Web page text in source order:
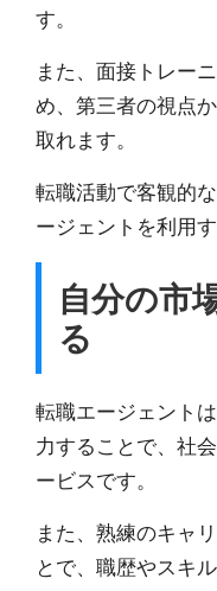
す。
また、 面接トレー
め、第三者の視点
取れます。
転職活動で客観的
ージェントを利用
自分の市
る
転職エージェント
力することで、社
ービスです。
また、熟練のキャ
とで、 職歴やスキ